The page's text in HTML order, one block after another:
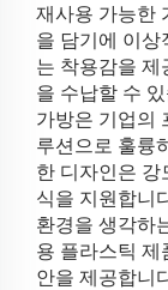
재사용 가능한
을 담기에 이상
는 착용감을 제
을 수납할 수
가방은 기업의
루션으로 훌륭
한 디자인은 강
식을 지원합니
환경을 생각하
용 플라스틱 제
안을 제공합니